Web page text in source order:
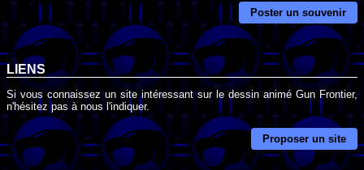
Poster un souvenir
LIENS
Si vous connaissez un site intéressant sur le dessin animé Gun Frontier,
n'hésitez pas à nous l'indiquer.
Proposer un site